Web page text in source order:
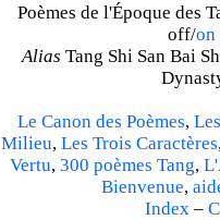
Poèmes de l'Époque des
off/on
Alias Tang Shi San Bai
Le Canon des Poèmes,
Milieu, Les Trois Caractères
Vertu, 300 poèmes Tang,
Bienvenue,
Index–